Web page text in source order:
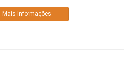
Mais Informações